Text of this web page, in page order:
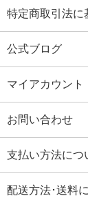
特定商取引法に
公式ブログ
マイアカウント
お問い合わせ
支払い方法につ
配送方法･送料